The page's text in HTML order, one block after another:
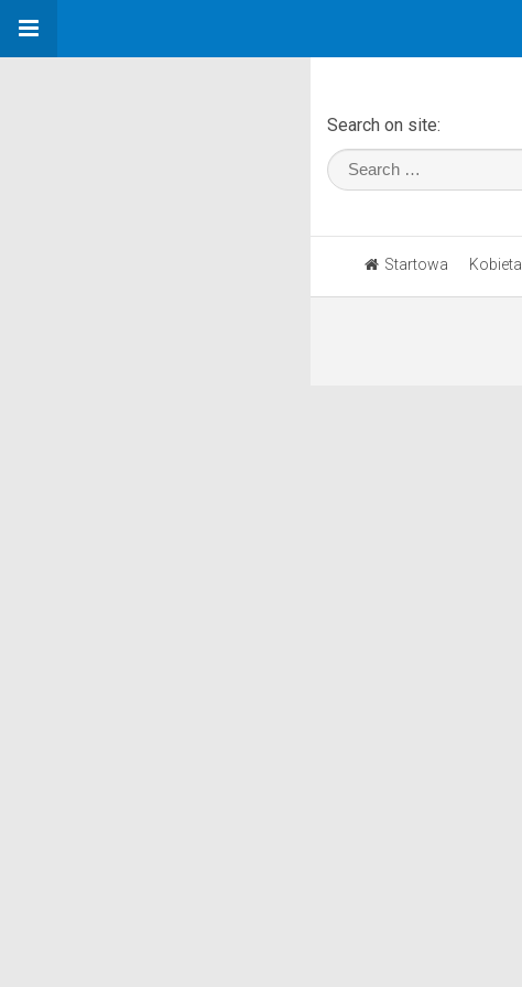
Search on site:
Startowa Kobieta